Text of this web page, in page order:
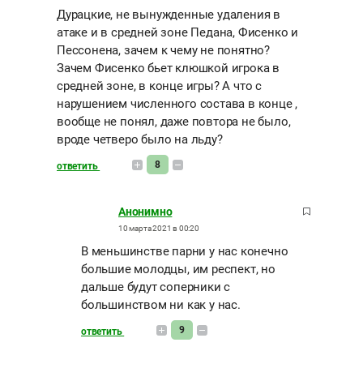
Дурацкие, не вынужденные удаления в
атаке и в средней зоне Педана, Фисенко и
Пессонена, зачем к чему не понятно?
Зачем Фисенко бьет клюшкой игрока в
средней зоне, в конце игры? А что с
нарушением численного состава в конце ,
вообще не понял, даже повтора не было,
вроде четверо было на льду?
ответить 8
Анонимно
10 марта 2021 в 00:20
В меньшинстве парни у нас конечно
большие молодцы, им респект, но
дальше будут соперники с
большинством ни как у нас.
ответить 9